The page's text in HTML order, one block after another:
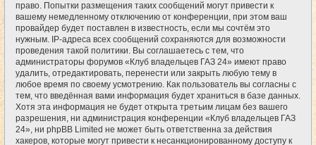
право. Попытки размещения таких сообщений могут привести к
вашему немедленному отключению от конференции, при этом ваш
провайдер будет поставлен в известность, если мы сочтём это
нужным. IP-адреса всех сообщений сохраняются для возможности
проведения такой политики. Вы соглашаетесь с тем, что
администраторы форумов «Клуб владельцев ГАЗ 24» имеют право
удалить, отредактировать, перенести или закрыть любую тему в
любое время по своему усмотрению. Как пользователь вы согласны с
тем, что введённая вами информация будет храниться в базе данных.
Хотя эта информация не будет открыта третьим лицам без вашего
разрешения, ни администрация конференции «Клуб владельцев ГАЗ
24», ни phpBB Limited не может быть ответственна за действия
хакеров, которые могут привести к несанкционированному доступу к